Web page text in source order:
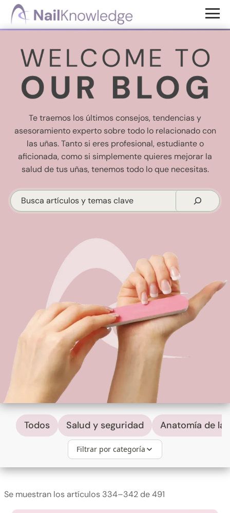
Saltar
principal
Saltar
página
Conocimientos
uñas
Te traemos los últimos consejos, tendencias y
asesoramiento experto sobre todo lo relacionado con
las uñas. Tanto si eres profesional, estudiante o
aficionada, como si simplemente quieres mejorar la
salud de tus uñas, tenemos todo lo que necesitas.
Buscar
Todos Salud y seguridad Anatomía de
Filtrar por categoría
Se muestran los artículos 334–342 de 491